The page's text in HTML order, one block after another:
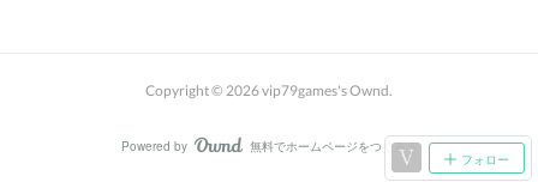
フォロー
Copyright © 2026vip79games's Ownd.
Powered by AmebaOwnd
無料でホームページをつくろう